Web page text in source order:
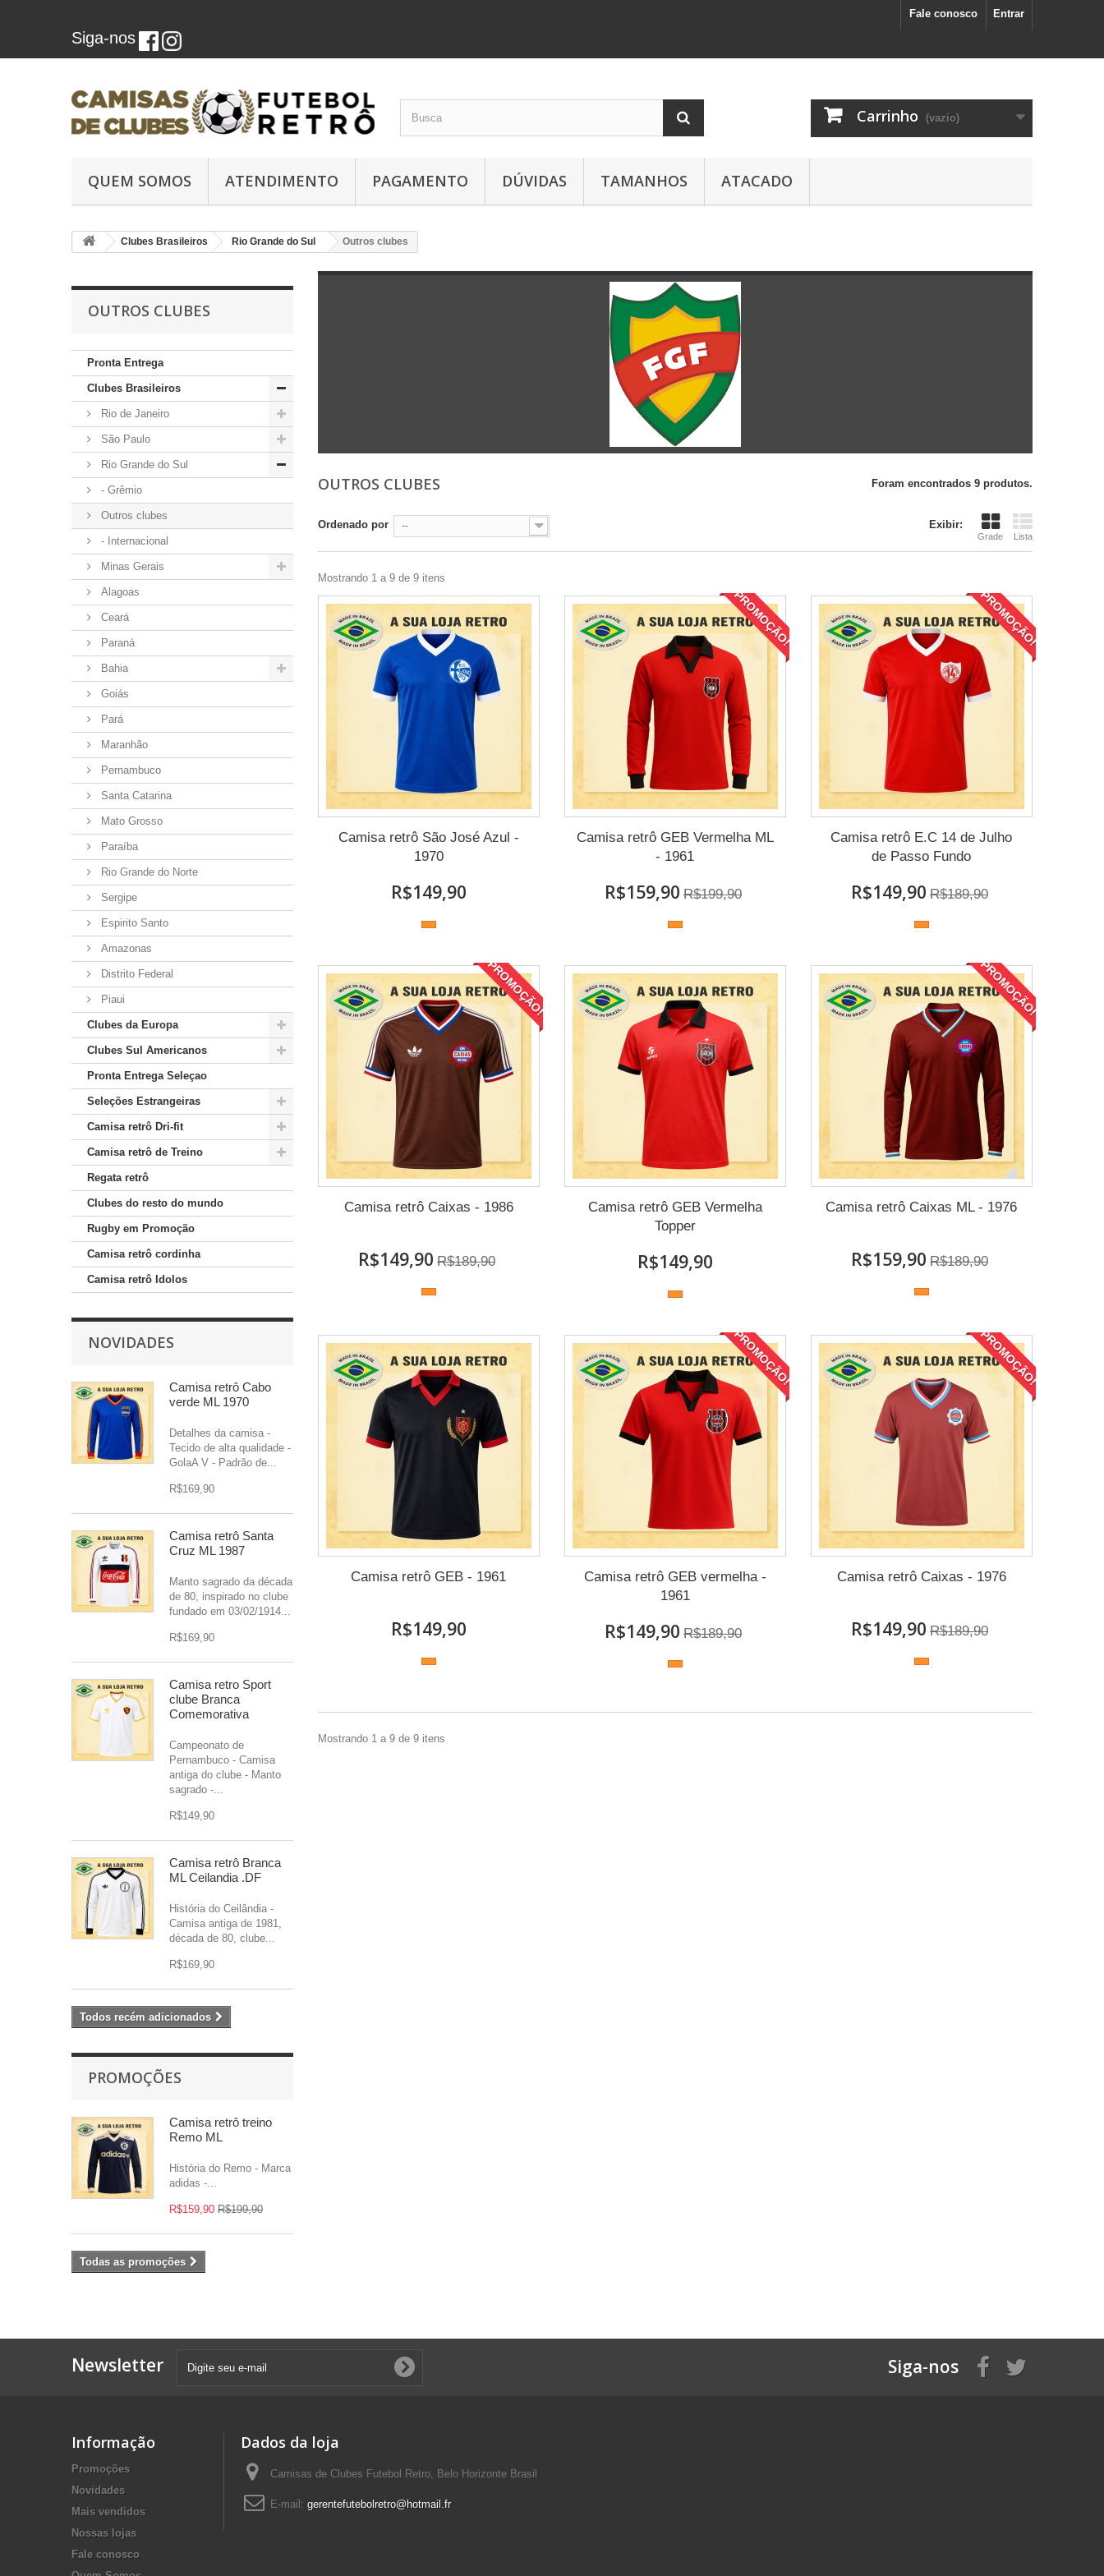
Entrar
Fale conosco
Siga-nos
Carrinho (vazio)
QUEM SOMOS ATENDIMENTO PAGAMENTO DÚVIDAS TAMANHOS ATACADO
Clubes Brasileiros Rio Grande do Sul Outros clubes
OUTROS CLUBES
Pronta Entrega
Clubes Brasileiros
Rio de Janeiro
São Paulo
Rio Grande do Sul
- Grêmio
Outros clubes
- Internacional
Minas Gerais
Alagoas
Ceará
Paraná
Bahia
Goiás
Pará
Maranhão
Pernambuco
Santa Catarina
Mato Grosso
Paraíba
Rio Grande do Norte
Sergipe
Espirito Santo
Amazonas
Distrito Federal
Piaui
Clubes da Europa
Clubes Sul Americanos
Pronta Entrega Seleçao
Seleções Estrangeiras
Camisa retrô Dri-fit
Camisa retrô de Treino
Regata retrô
Clubes do resto do mundo
Rugby em Promoção
Camisa retrô cordinha
Camisa retrô Idolos
NOVIDADES
Camisa retrô Cabo
verde ML 1970
Detalhes da camisa -
Tecido de alta qualidade -
GolaA V - Padrão de...
R$169,90
Camisa retrô Santa
Cruz ML 1987
Manto sagrado da década
de 80, inspirado no clube
fundado em 03/02/1914...
R$169,90
Camisa retro Sport
clube Branca
Comemorativa
Campeonato de
Pernambuco - Camisa
antiga do clube - Manto
sagrado -...
R$149,90
Camisa retrô Branca
ML Ceilandia .DF
História do Ceilândia -
Camisa antiga de 1981,
década de 80, clube...
R$169,90
Todos recém adicionados
PROMOÇÕES
Camisa retrô treino
Remo ML
História do Remo - Marca
adidas -...
R$159,90 R$199,90
Todas as promoções
OUTROS CLUBES Foram encontrados 9 produtos.
Exibir:
Grade Lista
Ordenado por --
Mostrando 1 a 9 de 9 itens
Camisa retrô São José Azul -
1970
R$149,90
PROMOÇÃO!
Camisa retrô GEB Vermelha ML
- 1961
R$159,90 R$199,90
PROMOÇÃO!
Camisa retrô E.C 14 de Julho
de Passo Fundo
R$149,90 R$189,90
PROMOÇÃO!
Camisa retrô Caixas - 1986
R$149,90 R$189,90
Camisa retrô GEB Vermelha
Topper
R$149,90
PROMOÇÃO!
Camisa retrô Caixas ML - 1976
R$159,90 R$189,90
Camisa retrô GEB - 1961
R$149,90
PROMOÇÃO!
Camisa retrô GEB vermelha -
1961
R$149,90 R$189,90
PROMOÇÃO!
Camisa retrô Caixas - 1976
R$149,90 R$189,90
Mostrando 1 a 9 de 9 itens
Newsletter Siga-nos
Informação
Promoções
Novidades
Mais vendidos
Nossas lojas
Fale conosco
Dados da loja
Camisas de Clubes Futebol Retro, Belo Horizonte Brasil
E-mail: gerentefutebolretro@hotmail.fr